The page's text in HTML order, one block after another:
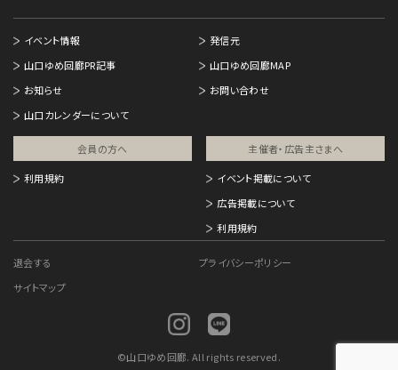
イベント情報
発信元
山口ゆめ回廊PR記事
山口ゆめ回廊MAP
お知らせ
お問い合わせ
山口カレンダーについて
会員の方へ
利用規約
主催者・広告主さまへ​
イベント掲載について
広告掲載について
利用規約
退会する
プライバシーポリシー
サイトマップ
©山口ゆめ回廊. All rights reserved.